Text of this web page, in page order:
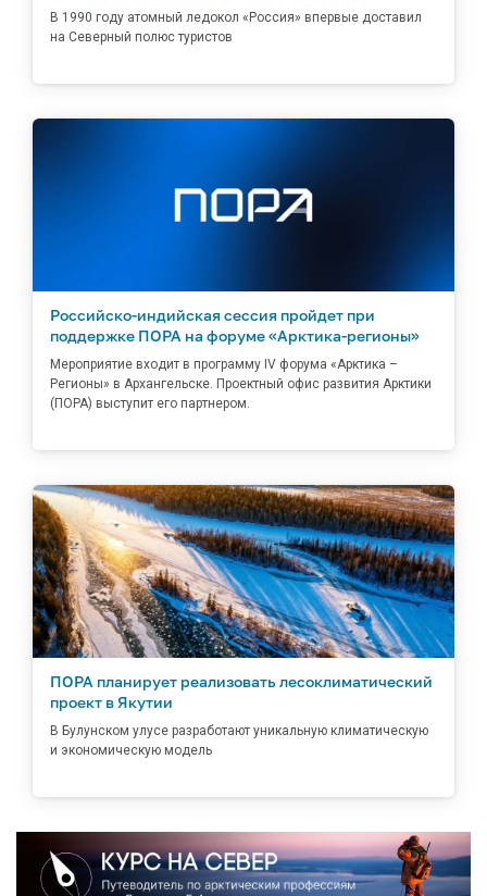
В 1990 году атомный ледокол «Россия» впервые доставил
на Северный полюс туристов
Российско-индийская сессия пройдет при
поддержке ПОРА на форуме «Арктика-регионы»
Мероприятие входит в программу IV форума «Арктика –
Регионы» в Архангельске. Проектный офис развития Арктики
(ПОРА) выступит его партнером.
ПОРА планирует реализовать лесоклиматический
проект в Якутии
В Булунском улусе разработают уникальную климатическую
и экономическую модель